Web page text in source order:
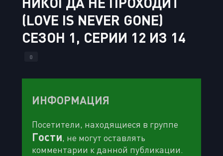
(LOVE IS NEVER GONE)
СЕЗОН 1, СЕРИИ 12 ИЗ 14
0
ИНФОРМАЦИЯ
Посетители, находящиеся в группе
Гости, не могут оставлять
комментарии к данной публикации.